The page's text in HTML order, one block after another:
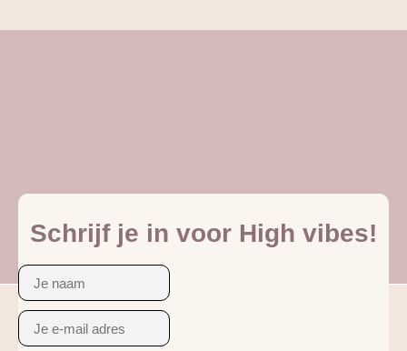
Schrijf je in voor High vibes!